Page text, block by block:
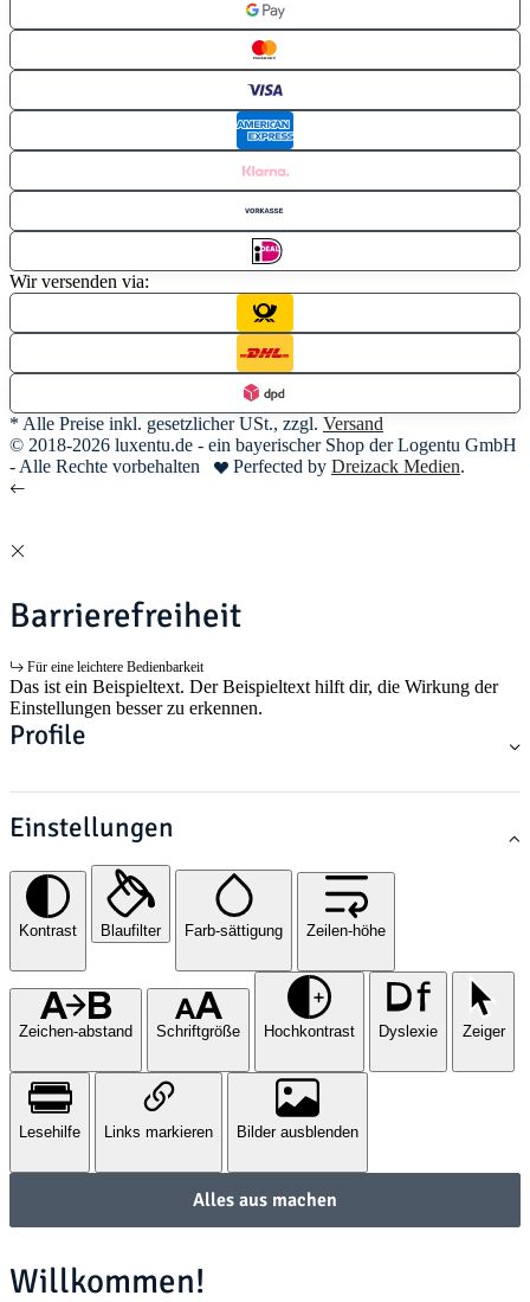
Wir versenden via:
* Alle Preise inkl. gesetzlicher USt., zzgl. Versand
© 2018-2026 luxentu.de - ein bayerischer Shop der Logentu GmbH
- Alle Rechte vorbehalten
Perfected by Dreizack Medien.
Barrierefreiheit
Für eine leichtere Bedienbarkeit
Das ist ein Beispieltext. Der Beispieltext hilft dir, die Wirkung der
Einstellungen besser zu erkennen.
Profile
Einstellungen
Kontrast Blaufilter Farb-sättigung Zeilen-höhe
Zeichen-abstand Schriftgröße Hochkontrast Dyslexie Zeiger
Lesehilfe Links markieren Bilder ausblenden
Alles aus machen
Willkommen!